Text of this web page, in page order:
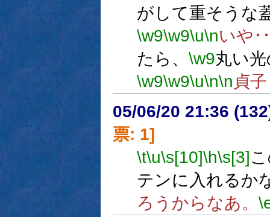
がして重そうな
\w9\w9\u\nいや･
たら、 \w9丸い
\w9\w9\u\n\n 貞
05/06/20 21:36
票: 1]
\t\u\s[10]\h\s[3]
テンに入れるか
ろうからなあ。